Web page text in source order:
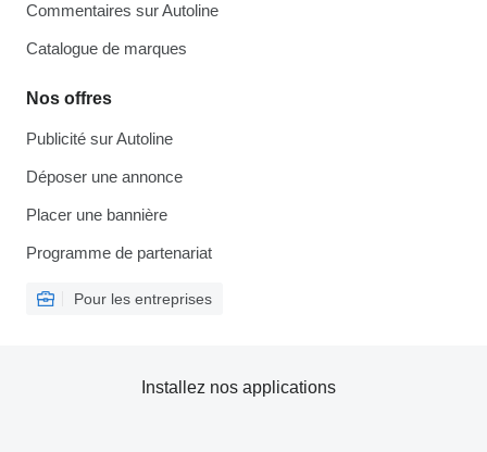
Commentaires sur Autoline
Catalogue de marques
Nos offres
Publicité sur Autoline
Déposer une annonce
Placer une bannière
Programme de partenariat
Pour les entreprises
Installez nos applications